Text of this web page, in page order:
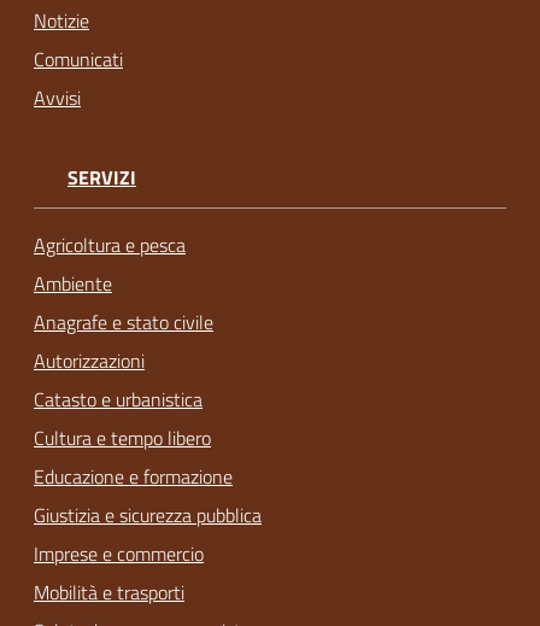
Notizie
Comunicati
Avvisi
SERVIZI
Agricoltura e pesca
Ambiente
Anagrafe e stato civile
Autorizzazioni
Catasto e urbanistica
Cultura e tempo libero
Educazione e formazione
Giustizia e sicurezza pubblica
Imprese e commercio
Mobilità e trasporti